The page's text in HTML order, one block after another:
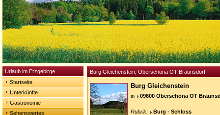
Urlaub im Erzgebirge
Startseite
Unterkünfte
Gastronomie
Sehenswertes
Burg Gleichenstein, Oberschöna OT Bräunsdorf
Burg Gleichenstein
in 09600 Oberschöna OT
Rubrik: Burg - Schloss